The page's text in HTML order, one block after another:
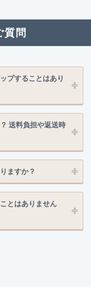
質問
プすることはあり
送料負担や返送時
ますか？
とはありません